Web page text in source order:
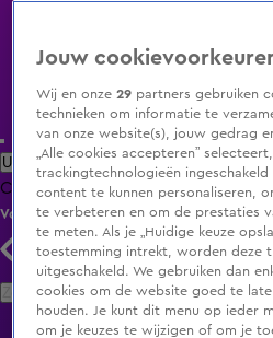
Uitzending Gemist Populaire programma's
ClipsFilmsRadioSmart TV inlog
Volg KIJK
Zoeken
Jouw
Wij en onze29 partners gebruiken
technieken om informatie te
van onze website(s), jouw gedrag
„Alle cookies accepteren”
trackingtechnologieën
content te kunnen personaliseren,
te verbeteren en om de prestaties
te meten. Als je „Huidige keuze
toestemming intrekt, worden deze
uitgeschakeld. We gebruiken dan
cookies om de website goed te
houden. Je kunt dit menu op ieder
om je keuzes te wijzigen of om je